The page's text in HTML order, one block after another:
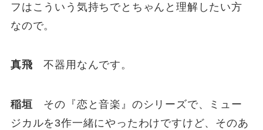
フはこういう気持ちでとちゃんと理解したい方
なので。
真飛 不器用なんです。
稲垣 その『恋と音楽』のシリーズで、ミュー
ジカルを3作一緒にやったわけですけど、そのあ